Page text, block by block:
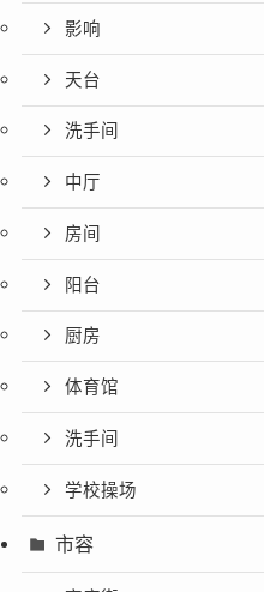
影响
天台
洗手间
中厅
房间
阳台
厨房
体育馆
洗手间
学校操场
市容